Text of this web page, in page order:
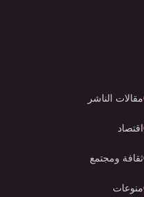
مقالات الناشر
اقتصاد
ثقافة ومجتمع
منوعات